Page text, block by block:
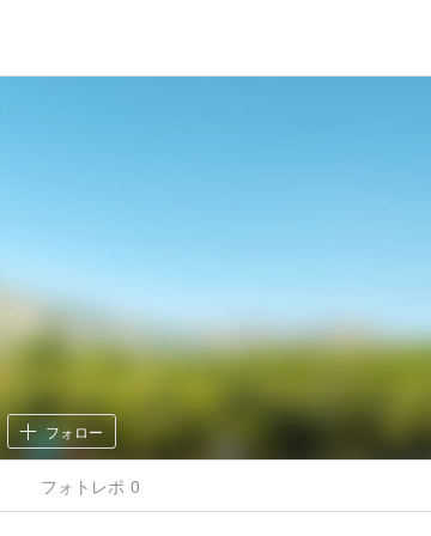
フォロー
フォトレポ 0